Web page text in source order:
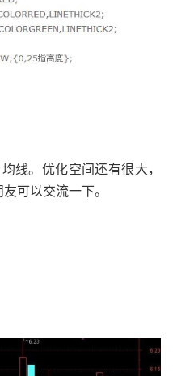
线。优化空间还有很大，
可以交流一下。